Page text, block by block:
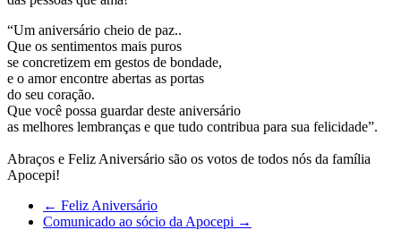
“Um aniversário cheio de paz..
Que os sentimentos mais puros
se concretizem em gestos de bondade,
e o amor encontre abertas as portas
do seu coração.
Que você possa guardar deste aniversário
as melhores lembranças e que tudo contribua para sua felicidade”.
Abraços e Feliz Aniversário são os votos de todos nós da família
Apocepi!
← Feliz Aniversário
Comunicado ao sócio da Apocepi →